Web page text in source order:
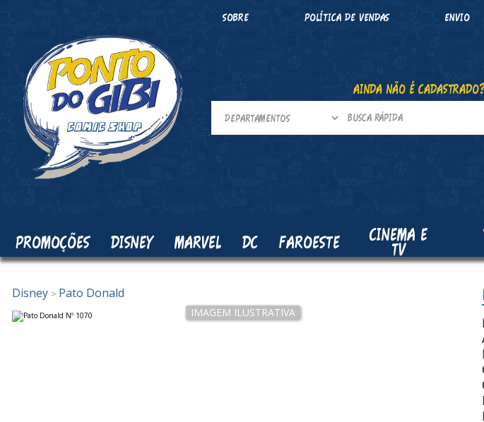
SOBRE POLÍTICA DE VENDAS ENVIO
AINDA NÃO É
PROMOÇÕES DISNEY MARVEL DC FAROESTE CINEMA E
TV
Disney > Pato Donald